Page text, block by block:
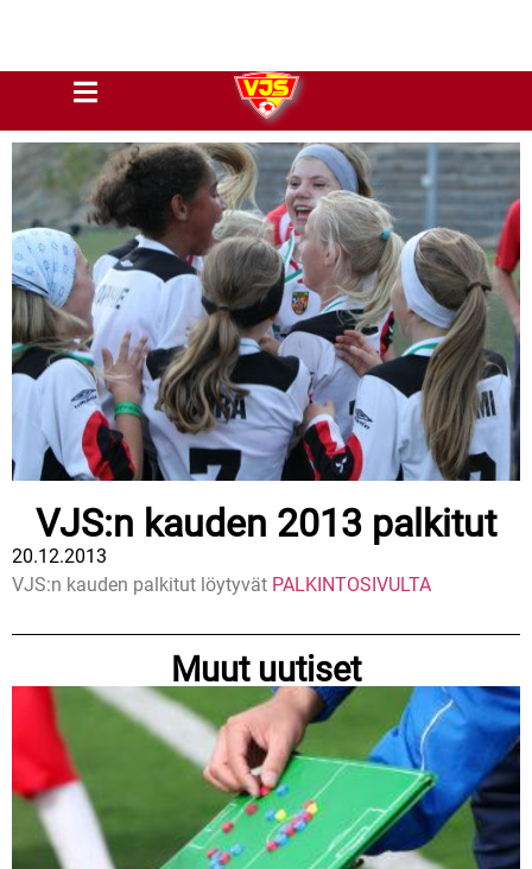
VJS:n kauden 2013 palkitut
20.12.2013
VJS:n kauden palkitut löytyvät PALKINTOSIVULTA
Muut uutiset